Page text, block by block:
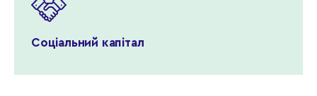
Соціальний капітал